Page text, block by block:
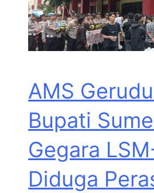
AMS
Bupati
Gegara
Diduga